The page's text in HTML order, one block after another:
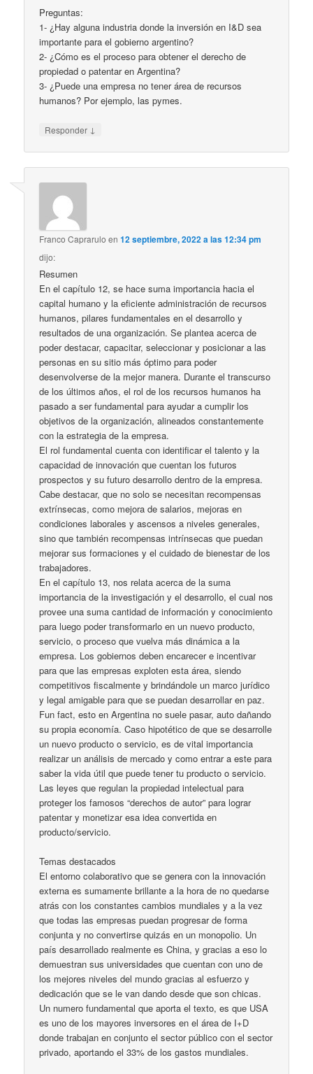
Preguntas:
1- ¿Hay alguna industria donde la inversión en I&D sea
importante para el gobierno argentino?
2- ¿Cómo es el proceso para obtener el derecho de
propiedad o patentar en Argentina?
3- ¿Puede una empresa no tener área de recursos
humanos? Por ejemplo, las pymes.
Responder ↓
Franco Caprarulo en12 septiembre, 2022 a las 12:34 pm
dijo:
Resumen
En el capítulo 12, se hace suma importancia hacia el
capital humano y la eficiente administración de recursos
humanos, pilares fundamentales en el desarrollo y
resultados de una organización. Se plantea acerca de
poder destacar, capacitar, seleccionar y posicionar a las
personas en su sitio más óptimo para poder
desenvolverse de la mejor manera. Durante el transcurso
de los últimos años, el rol de los recursos humanos ha
pasado a ser fundamental para ayudar a cumplir los
objetivos de la organización, alineados constantemente
con la estrategia de la empresa.
El rol fundamental cuenta con identificar el talento y la
capacidad de innovación que cuentan los futuros
prospectos y su futuro desarrollo dentro de la empresa.
Cabe destacar, que no solo se necesitan recompensas
extrínsecas, como mejora de salarios, mejoras en
condiciones laborales y ascensos a niveles generales,
sino que también recompensas intrínsecas que puedan
mejorar sus formaciones y el cuidado de bienestar de los
trabajadores.
En el capítulo 13, nos relata acerca de la suma
importancia de la investigación y el desarrollo, el cual nos
provee una suma cantidad de información y conocimiento
para luego poder transformarlo en un nuevo producto,
servicio, o proceso que vuelva más dinámica a la
empresa. Los gobiernos deben encarecer e incentivar
para que las empresas exploten esta área, siendo
competitivos fiscalmente y brindándole un marco jurídico
y legal amigable para que se puedan desarrollar en paz.
Fun fact, esto en Argentina no suele pasar, auto dañando
su propia economía. Caso hipotético de que se desarrolle
un nuevo producto o servicio, es de vital importancia
realizar un análisis de mercado y como entrar a este para
saber la vida útil que puede tener tu producto o servicio.
Las leyes que regulan la propiedad intelectual para
proteger los famosos “derechos de autor” para lograr
patentar y monetizar esa idea convertida en
producto/servicio.
Temas destacados
El entorno colaborativo que se genera con la innovación
externa es sumamente brillante a la hora de no quedarse
atrás con los constantes cambios mundiales y a la vez
que todas las empresas puedan progresar de forma
conjunta y no convertirse quizás en un monopolio. Un
país desarrollado realmente es China, y gracias a eso lo
demuestran sus universidades que cuentan con uno de
los mejores niveles del mundo gracias al esfuerzo y
dedicación que se le van dando desde que son chicas.
Un numero fundamental que aporta el texto, es que USA
es uno de los mayores inversores en el área de I+D
donde trabajan en conjunto el sector público con el sector
privado, aportando el 33% de los gastos mundiales.